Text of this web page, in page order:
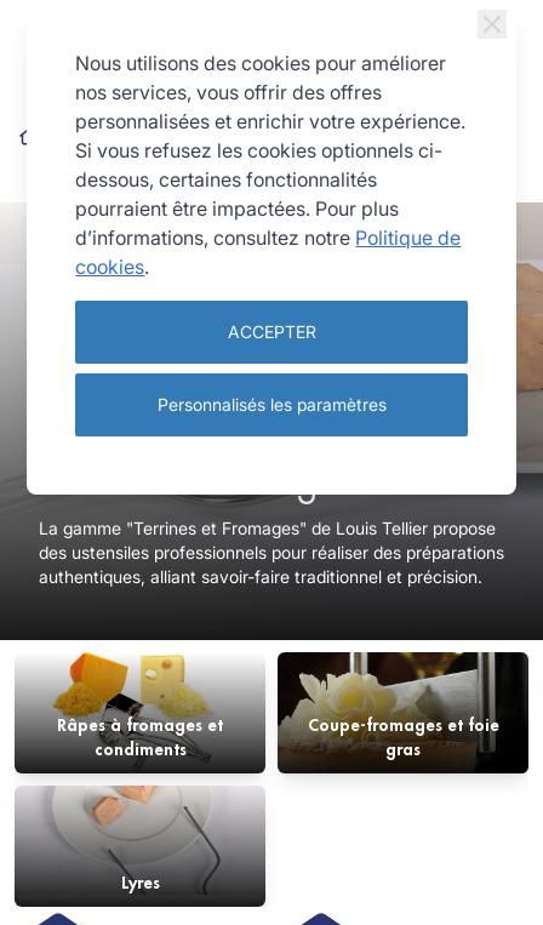
Cuisine
La gamme "Terrines et Fromages" de Louis Tellier propose
des ustensiles professionnels pour réaliser des préparations
authentiques, alliant savoir-faire traditionnel et précision.
Râpes à fromages et
condiments
Coupe-fromages et foie
gras
Lyres
Nous utilisons des cookies pour améliorer
nos services, vous offrir des offres
personnalisées et enrichir votre expérience.
Si vous refusez les cookies optionnels ci-
dessous, certaines fonctionnalités
pourraient être impactées. Pour plus
d’informations, consultez notre Politique de
cookies.
ACCEPTER
Personnalisés les paramètres